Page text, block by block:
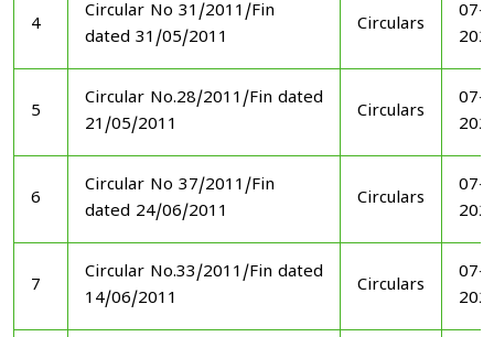
4
Circular No 31/2011/Fin
dated 31/05/2011
Circulars
07-
5
Circular No.28/2011/Fin dated
21/05/2011
Circulars
07-
6
Circular No 37/2011/Fin
dated 24/06/2011
Circulars
07-
7
Circular No.33/2011/Fin dated
14/06/2011
Circulars
07-